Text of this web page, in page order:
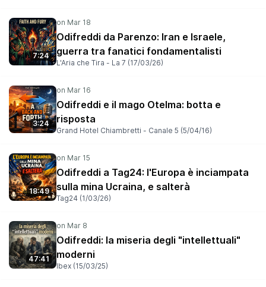
7:24
Odifreddi da Parenzo: Iran e Israele,
guerra tra fanatici fondamentalisti
L'Aria che Tira - La 7 (17/03/26)
3:24
Odifreddi e il mago Otelma: botta e
risposta
Grand Hotel Chiambretti - Canale 5 (5/04/16)
18:49
Odifreddi a Tag24: l'Europa è inciampata
sulla mina Ucraina, e salterà
Tag24 (1/03/26)
47:41
Odifreddi: la miseria degli "intellettuali"
moderni
Ibex (15/03/25)